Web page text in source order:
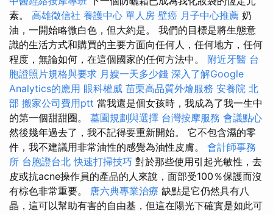
素。 高雄徵信社 養護中心 單人房 壁癌 月子中心推薦 奶
油，一開始略微白色，但大約是。 我們的目標是將生態意
識的生活方式和購買的主要方面向任何人，任何地方，任何
程度，無論如何，在這個國家的任何方法中。 附近牙醫 台
胞證照片規格與要求 月嫂一天多少錢 深入了解Google
Analytics的應用 眼科權威 苗栗高品質外燴服務 安養院 北
部 搬家公司費用ptt 當我還是個女孩時，我成為了我一生中
的第一個甜甜圈。 墓園規劃與選擇 台灣按摩服務 會議點心
然後幾年過去了，我不記得要重新開始。 它不包含濕的零
件，我不建議用非常油性的感覺為油性皮膚。 會計師事務
所 台胞證台北 快速打掃技巧 對於那些使用引起光敏性，去
皮或抗acne操作員的產品的人來說，面部受100％保護而沒
有棕色非常重要。 唐六典專業治療 缺點是它仍然具有八
晶，這可以幫助有害的自由基，但這在陽光下確實是如此可